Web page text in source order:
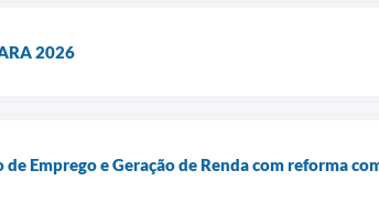
2026
Emprego e Geração de Renda com reforma